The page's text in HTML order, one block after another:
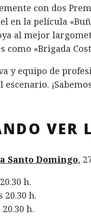
con dos
en la película
al mejor
como «Brigada
y equipo de
VER
Santo Domingo,
h.
20.30 h.
h.